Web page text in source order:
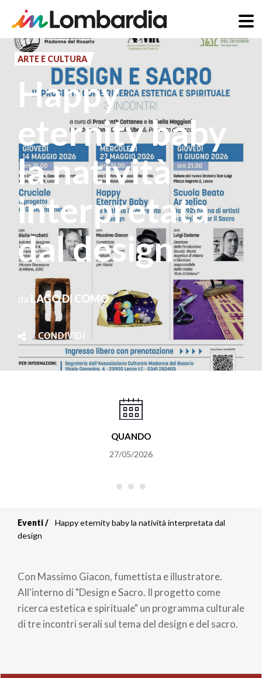
Salta
principale
ARTE E CULTURA
Happy
eternity baby
la natività
interpretata
dal design
da LAGO DI COMO
CONDIVIDI
QUANDO
27/05/2026
Briciole
pane
Eventi
Happy eternity baby la natività interpretata dal
design
Con Massimo Giacon, fumettista e illustratore.
All'interno di "Design e Sacro. Il progetto come
ricerca estetica e spirituale" un programma culturale
di tre incontri serali sul tema del design e del sacro.